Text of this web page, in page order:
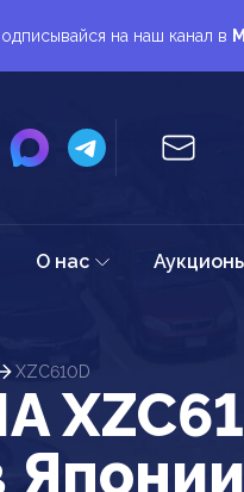
на наш канал в
О нас
XZC610D
Японии